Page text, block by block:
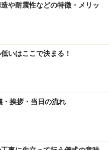
結露を防ぎ、保温力を高め
性のある空間づくりにあ
目配りとうつろいを演出
はすだれや屏風がありま
いように厚手のカーテン
を引っ掛けられるように
や耐震性などの特徴・メリッ
いはここで決まる！
・挨拶・当日の流れ